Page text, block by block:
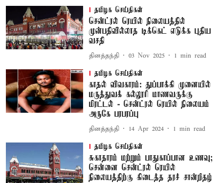
தமிழக செய்திகள்
சென்ட்ரல் ரெயில் நிலையத்தில்
முன்பதிவில்லாத டிக்கெட் எடுக்க புதிய
வசதி
தினத்தந்தி 03 Nov 2025 1 min read
தமிழக செய்திகள்
காதல் விவகாரம்: துப்பாக்கி முனையில்
மருத்துவக் கல்லூரி மாணவருக்கு
மிரட்டல் - சென்ட்ரல் ரெயில் நிலையம்
அருகே பரபரப்பு
தினத்தந்தி 14 Apr 2024 1 min read
தமிழக செய்திகள்
சுகாதாரம் மற்றும் பாதுகாப்பான உணவு;
சென்னை சென்ட்ரல் ரெயில்
நிலையத்திற்கு கிடைத்த தரச் சான்றிதழ்